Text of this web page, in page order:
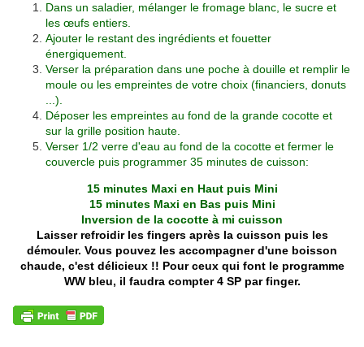
Dans un saladier, mélanger le fromage blanc, le sucre et
les œufs entiers.
Ajouter le restant des ingrédients et fouetter
énergiquement.
Verser la préparation dans une poche à douille et remplir le
moule ou les empreintes de votre choix (financiers, donuts
...).
Déposer les empreintes au fond de la grande cocotte et
sur la grille position haute.
Verser 1/2 verre d'eau au fond de la cocotte et fermer le
couvercle puis programmer 35 minutes de cuisson:
15 minutes Maxi en Haut puis Mini
15 minutes Maxi en Bas puis Mini
Inversion de la cocotte à mi cuisson
Laisser refroidir les fingers après la cuisson puis les
démouler. Vous pouvez les accompagner d'une boisson
chaude, c'est délicieux !! Pour ceux qui font le programme
WW bleu, il faudra compter 4 SP par finger.